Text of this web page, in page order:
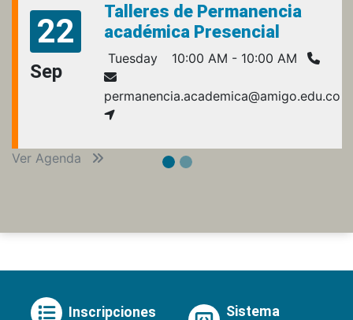
22
Sep
Talleres de Permanencia
académica Presencial
Tuesday 10:00 AM - 10:00 AM
permanencia.academica@amigo.edu.co
Ver Agenda
Inscripciones
Sistema